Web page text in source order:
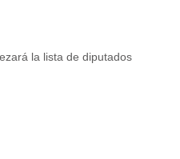
la lista de diputados